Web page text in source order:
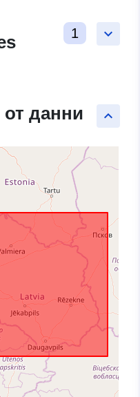
keyboard_arrow_down
1
keyboard_arrow_up
данни